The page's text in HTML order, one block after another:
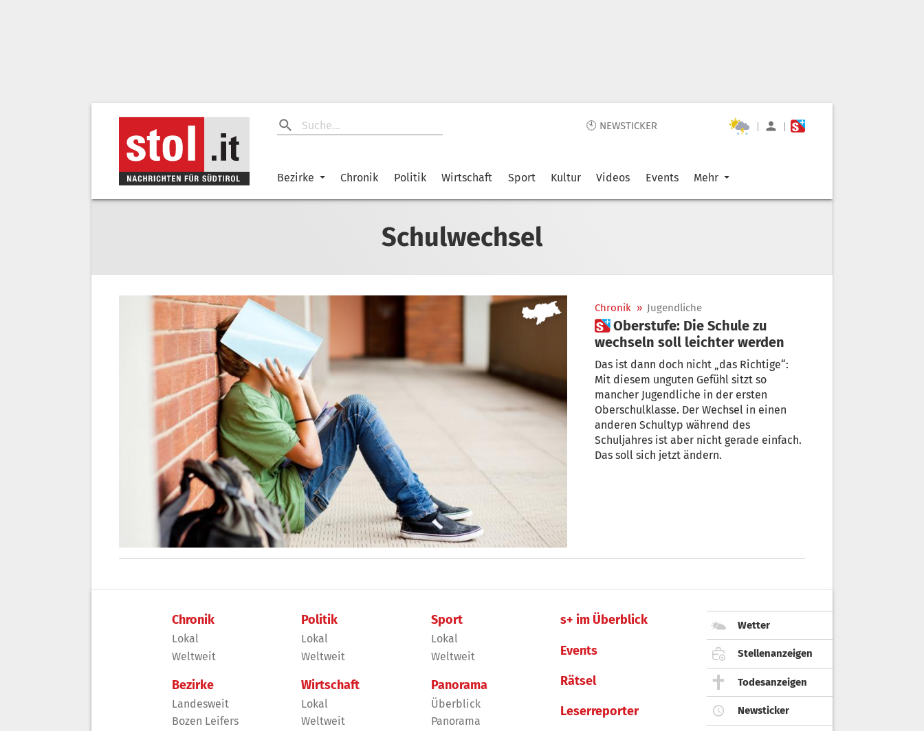
🕙 NEWSTICKER | |
Bezirke Chronik Politik Wirtschaft Sport Kultur Videos Events Mehr
Schulwechsel
Chronik » Jugendliche
 Oberstufe: Die Schule zu
wechseln soll leichter werden
Das ist dann doch nicht „das Richtige“:
Mit diesem unguten Gefühl sitzt so
mancher Jugendliche in der ersten
Oberschulklasse. Der Wechsel in einen
anderen Schultyp während des
Schuljahres ist aber nicht gerade einfach.
Das soll sich jetzt ändern.
Chronik
Lokal
Weltweit
Bezirke
Landesweit
Bozen Leifers
Politik
Lokal
Weltweit
Wirtschaft
Lokal
Weltweit
Sport
Lokal
Weltweit
Panorama
Überblick
Panorama
s+ im Überblick
Events
Rätsel
Leserreporter
Wetter
Stellenanzeigen
Todesanzeigen
Newsticker